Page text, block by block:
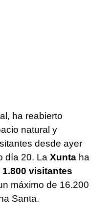
ha reabierto
natural y
desde ayer
día 20. La Xunta ha
visitantes
máximo de 16.200
Santa.